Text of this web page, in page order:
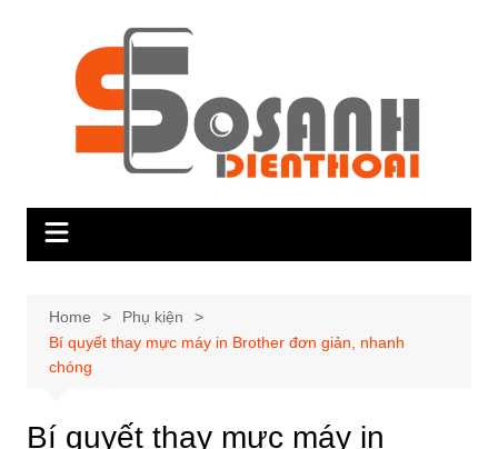
Home
Phụ kiện
Bí quyết thay mực máy in Brother đơn giản, nhanh
chóng
Bí quyết thay mực máy in